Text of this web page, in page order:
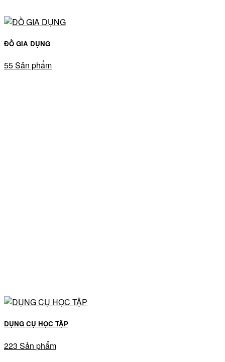
ĐỒ GIA DỤNG
55 Sản phẩm
DỤNG CỤ HỌC TẬP
223 Sản phẩm